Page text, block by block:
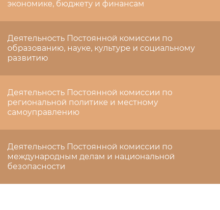
экономике, бюджету и финансам
Деятельность Постоянной комиссии по
образованию, науке, культуре и социальному
развитию
Деятельность Постоянной комиссии по
региональной политике и местному
самоуправлению
Деятельность Постоянной комиссии по
международным делам и национальной
безопасности